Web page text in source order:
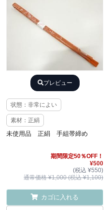
プレビュー
状態：非常によい
素材：正絹
未使用品 正絹 手組帯締め
期間限定50％OFF！
¥500
(税込 ¥550)
通常価格 ¥1,000 (税込 ¥1,100)
カゴに入れる